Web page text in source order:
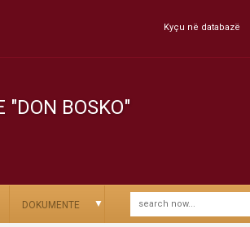
Kyçu në databazë
"DON BOSKO"
DOKUMENTE ▼